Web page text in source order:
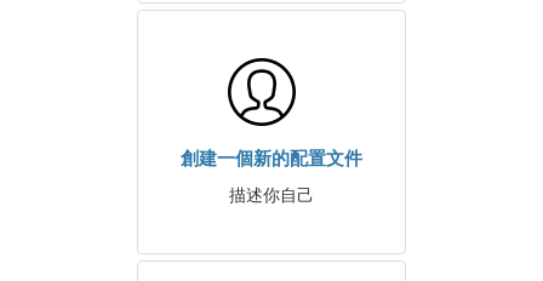
創建一個新的配置文件
描述你自己